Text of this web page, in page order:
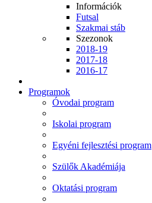
Információk
Futsal
Szakmai stáb
Szezonok
2018-19
2017-18
2016-17
Programok
Óvodai program
Iskolai program
Egyéni fejlesztési program
Szülők Akadémiája
Oktatási program